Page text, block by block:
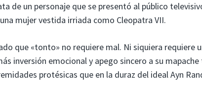
de un personaje que se presentó al público
mujer vestida irriada como Cleopatra VII.
que «tonto» no requiere mal. Ni siquiera requiere
inversión emocional y apego sincero a su
protésicas que en la duraz del ideal Ayn